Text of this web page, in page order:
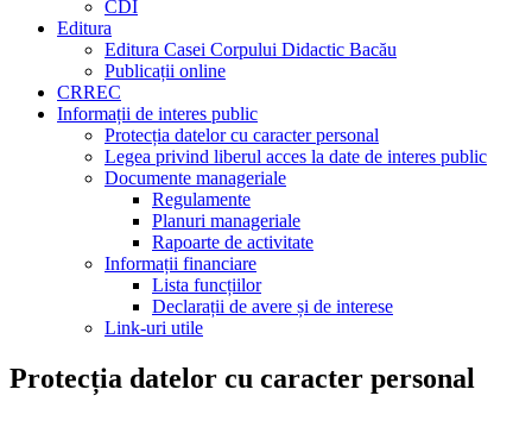
CDI
Editura
Editura Casei Corpului Didactic Bacău
Publicații online
CRREC
Informații de interes public
Protecția datelor cu caracter personal
Legea privind liberul acces la date de interes public
Documente manageriale
Regulamente
Planuri manageriale
Rapoarte de activitate
Informații financiare
Lista funcțiilor
Declarații de avere și de interese
Link-uri utile
Protecția datelor cu caracter personal